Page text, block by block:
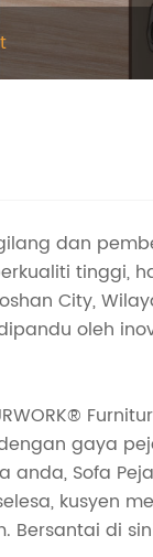
dan
tinggi,
City,
oleh
gaya
anda, Sofa
kusyen
Bersantai di